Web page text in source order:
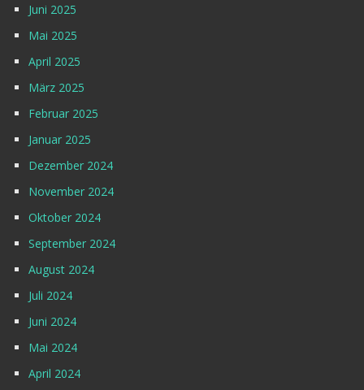
Juni 2025
Mai 2025
April 2025
März 2025
Februar 2025
Januar 2025
Dezember 2024
November 2024
Oktober 2024
September 2024
August 2024
Juli 2024
Juni 2024
Mai 2024
April 2024